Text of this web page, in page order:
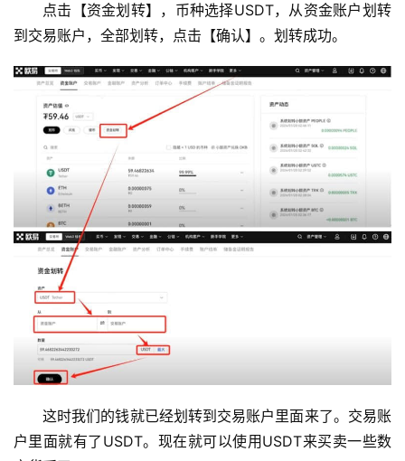
分
点击【资金划转】，币种选择USDT，从资金账户划转
到交易账户，全部划转，点击【确认】。划转成功。
这时我们的钱就已经划转到交易账户里面来了。交易账
户里面就有了USDT。现在就可以使用USDT来买卖一些数